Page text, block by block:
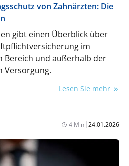
von Zahnärzten: Die
gibt einen Überblick über
im
Bereich und außerhalb der
Versorgung.
Lesen Sie mehr
4 Min|24.01.2026